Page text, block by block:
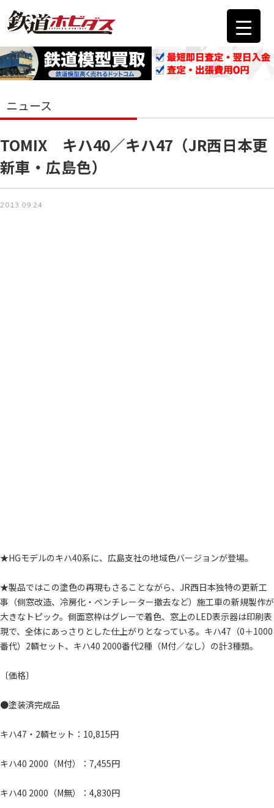
ニュース
TOMIX キハ40／キハ47（JR西日本更
新車・広島色）
2013.09.24
★HGモデルのキハ40系に、広島支社の地域色バージョンが登場。
★製品ではこの塗色の再現もさることながら、JR西日本独特の更新工
事（側窓改造、冷房化・ベンチレーター撤去など）施工車の新規製作が
大きなトピック。側面窓枠はグレーで着色、窓上のLED表示器は印刷表
現で、全体にあっさりとした仕上がりとなっている。キハ47（0＋1000
番代）2輌セット、キハ40 2000番代2種（M付／なし）の計3種類。
〔価格〕
●塗装済完成品
キハ47・2輌セット：10,815円
キハ40 2000（M付）：7,455円
キハ40 2000（M無）：4,830円